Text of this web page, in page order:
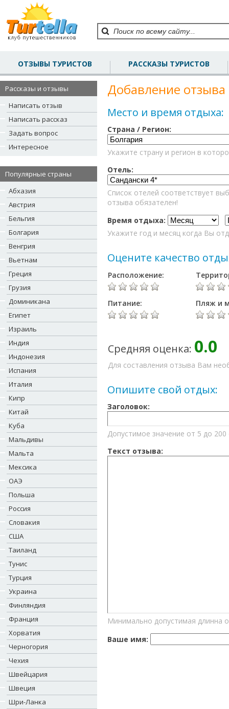
ОТЗЫВЫ ТУРИСТОВ РАССКАЗЫ ТУРИСТОВ
Рассказы и отзывы
Написать отзыв
Написать рассказ
Задать вопрос
Интересное
Популярные страны
Абхазия
Австрия
Бельгия
Болгария
Венгрия
Вьетнам
Греция
Грузия
Доминикана
Египет
Израиль
Индия
Индонезия
Испания
Италия
Кипр
Китай
Куба
Мальдивы
Мальта
Мексика
ОАЭ
Польша
Россия
Словакия
США
Таиланд
Тунис
Турция
Украина
Финляндия
Франция
Хорватия
Черногория
Чехия
Швейцария
Швеция
Шри-Ланка
Добавление отзыва
Место и время отдыха:
Страна / Регион:
Укажите страну и регион в
Отель:
Список отелей соответствует
отзыва обязателен!
Время отдыха:
Укажите год и месяц когда Вы
Оцените качество
Расположение:
Питание: Пляж и
Средняя оценка: 0.0
Для составления отзыва Вам
Опишите свой отдых:
Заголовок:
Допустимое значение от 5 до
Текст отзыва:
Минимально допустимая длинна
Ваше имя: